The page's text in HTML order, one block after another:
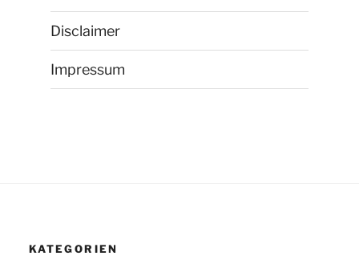
Disclaimer
Impressum
KATEGORIEN